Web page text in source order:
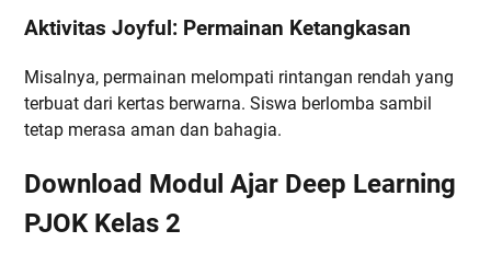
Aktivitas Joyful: Permainan Ketangkasan
Misalnya, permainan melompati rintangan rendah yang
terbuat dari kertas berwarna. Siswa berlomba sambil
tetap merasa aman dan bahagia.
Download Modul Ajar Deep Learning
PJOK Kelas 2